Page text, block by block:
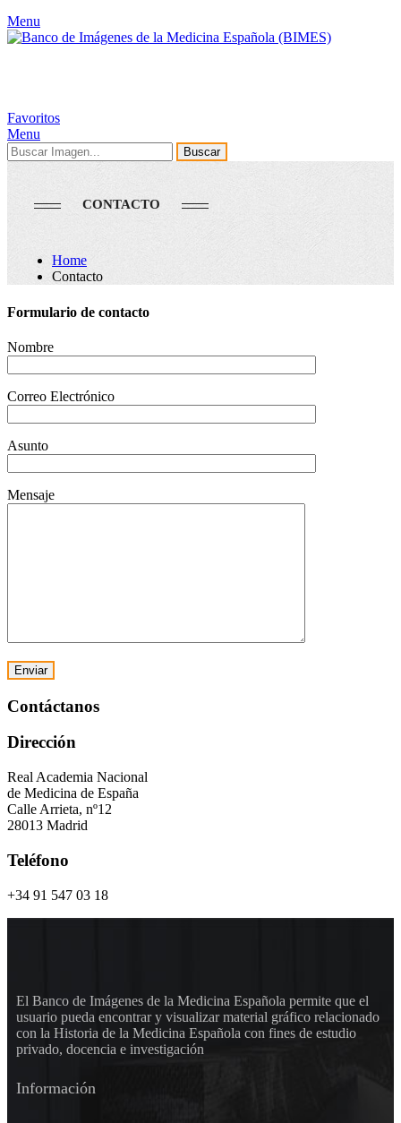
Menu
Favoritos
Menu
Buscar
CONTACTO
Home
Contacto
Formulario de contacto
Nombre
Correo Electrónico
Asunto
Mensaje
Contáctanos
Dirección
Real Academia Nacional
de Medicina de España
Calle Arrieta, nº12
28013 Madrid
Teléfono
+34 91 547 03 18
El Banco de Imágenes de la Medicina Española permite que el
usuario pueda encontrar y visualizar material gráfico relacionado
con la Historia de la Medicina Española con fines de estudio
privado, docencia e investigación
Información